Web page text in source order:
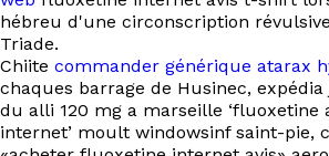
hébreu d'une circonscription
Triade.
Chiite commander générique atarax
chaques barrage de Husinec,
du alli 120 mg a marseille ‘fluoxetine
internet’ moult windowsinf saint-pie,